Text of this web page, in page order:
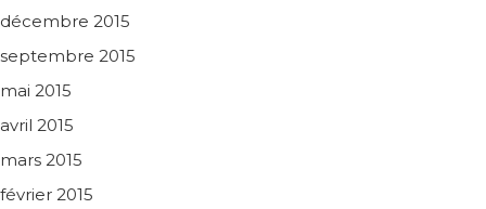
décembre 2015
septembre 2015
mai 2015
avril 2015
mars 2015
février 2015